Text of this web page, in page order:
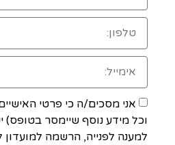
אני מסכים/ה כי פרטי
וכל מידע נוסף שיימסר
למענה לפנייה, הרשמה למועדון